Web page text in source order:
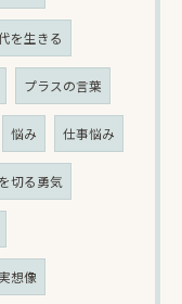
を生きる
プラスの言葉
悩み 仕事悩み
切る勇気
想像